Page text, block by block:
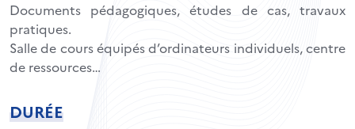
Documents pédagogiques, études de cas, travaux
pratiques.
Salle de cours équipés d’ordinateurs individuels, centre
de ressources…
DURÉE